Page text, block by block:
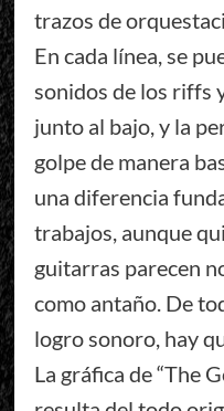
trazos de
En cada línea, se
sonidos de los riffs
junto al bajo, y la
golpe de manera
una diferencia
trabajos, aunque
guitarras parecen
como antaño. De
logro sonoro, hay
La gráfica de “The